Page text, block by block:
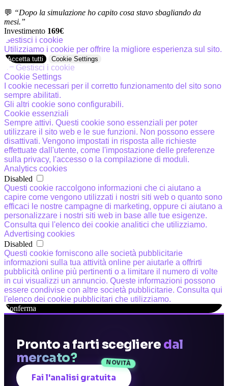
💬 “Dopo la simulazione ho capito cosa stavo sbagliando da
mesi.”
Investimento 169€
Gestisci i cookie
Utilizziamo i cookie per offrire la migliore esperienza sul sito.
Accetta tutti Cookie Settings
Gestisci i cookie
Cookie Settings
I cookie necessari per il corretto funzionamento del sito sono
sempre abilitati.
Gli altri cookie sono configurabili.
Cookie essenziali
Sempre attivi. Questi cookie sono essenziali per poter
utilizzare il sito web e le sue funzioni. Non possono essere
disattivati. Vengono impostati in risposta alle richieste
effettuate dall'utente, come l'impostazione delle preferenze
sulla privacy, l'accesso o la compilazione di moduli.
Analytics cookies
Disabled
Questi cookie raccolgono informazioni che ci aiutano a
capire come vengono utilizzati i nostri siti web o quanto sono
efficaci le nostre campagne di marketing, oppure ci aiutano a
personalizzare i nostri siti web in base alle tue esigenze.
Consulta qui l'elenco dei cookie analitici che utilizziamo.
Advertising cookies
Disabled
Questi cookie forniscono alle società pubblicitarie
informazioni sulla tua attività online per aiutarle a offrirti
pubblicità online più pertinenti o a limitare il numero di volte
in cui visualizzi un annuncio. Queste informazioni possono
essere condivise con altre società pubblicitarie. Consulta qui
l'elenco dei cookie pubblicitari che utilizziamo.
Conferma
Pronto a farti scegliere dal
mercato?
NOVITÀ
Fai l'analisi gratuita